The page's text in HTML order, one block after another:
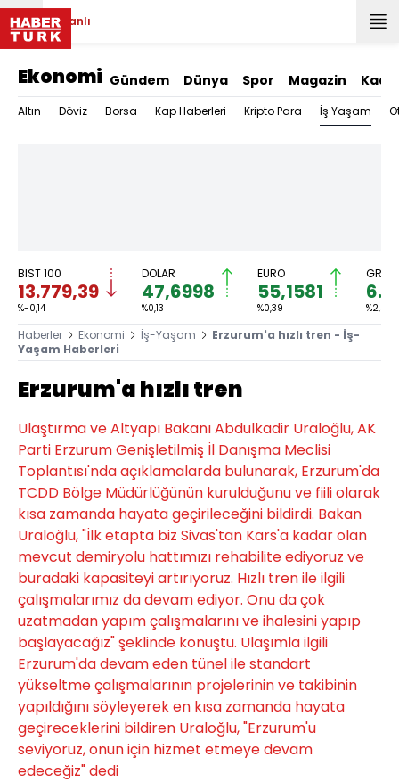
Canlı
Ekonomi Gündem Dünya Spor Magazin
Altın Döviz Borsa Kap Haberleri Kripto Para İş Yaşam
BIST 100
13.779,39
%-0,14
DOLAR
47,6998
%0,13
EURO
55,1581
%0,39 %2,59
Haberler Ekonomi İş-Yaşam
Erzurum'a hızlı tren - İş-
Yaşam Haberleri
Erzurum'a hızlı tren
Ulaştırma ve Altyapı Bakanı Abdulkadir Uraloğlu, AK
Parti Erzurum Genişletilmiş İl Danışma Meclisi
Toplantısı'nda açıklamalarda bulunarak, Erzurum'da
TCDD Bölge Müdürlüğünün kurulduğunu ve fiili olarak
kısa zamanda hayata geçirileceğini bildirdi. Bakan
Uraloğlu, "İlk etapta biz Sivas'tan Kars'a kadar olan
mevcut demiryolu hattımızı rehabilite ediyoruz ve
buradaki kapasiteyi artırıyoruz. Hızlı tren ile ilgili
çalışmalarımız da devam ediyor. Onu da çok
uzatmadan yapım çalışmalarını ve ihalesini yapıp
başlayacağız" şeklinde konuştu. Ulaşımla ilgili
Erzurum'da devam eden tünel ile standart
yükseltme çalışmalarının projelerinin ve takibinin
yapıldığını söyleyerek en kısa zamanda hayata
geçireceklerini bildiren Uraloğlu, "Erzurum'u
seviyoruz, onun için hizmet etmeye devam
edeceğiz" dedi